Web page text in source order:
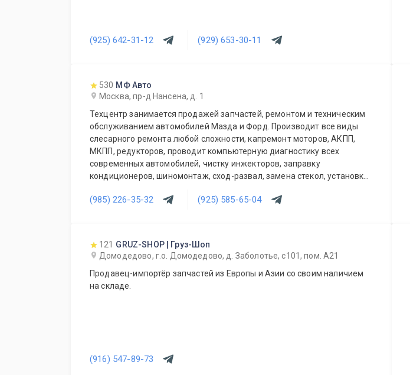
(925) 642-31-12 (929) 653-30-11
530 МФ Авто
Москва, пр-д Нансена, д. 1
Техцентр занимается продажей запчастей, ремонтом и техническим
обслуживанием автомобилей Мазда и Форд. Производит все виды
слесарного ремонта любой сложности, капремонт моторов, АКПП,
МКПП, редукторов, проводит компьютерную диагностику всех
современных автомобилей, чистку инжекторов, заправку
кондиционеров, шиномонтаж, сход-развал, замена стекол, установка
(стапель, покрасочная камера). При сервисе работает магазин
(985) 226-35-32 (925) 585-65-04
121 GRUZ-SHOP | Груз-Шоп
Домодедово, г.о. Домодедово, д. Заболотье, с101, пом. А21
Продавец-импортёр запчастей из Европы и Азии со своим наличием
на складе.
(916) 547-89-73